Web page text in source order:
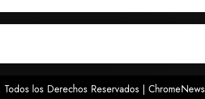
los Derechos Reservados | ChromeNews